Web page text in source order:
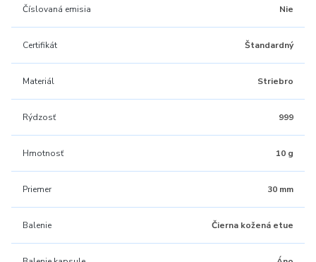
Číslovaná emisia Nie
Certifikát Štandardný
Materiál Striebro
Rýdzosť 999
Hmotnosť 10 g
Priemer 30 mm
Balenie Čierna kožená etue